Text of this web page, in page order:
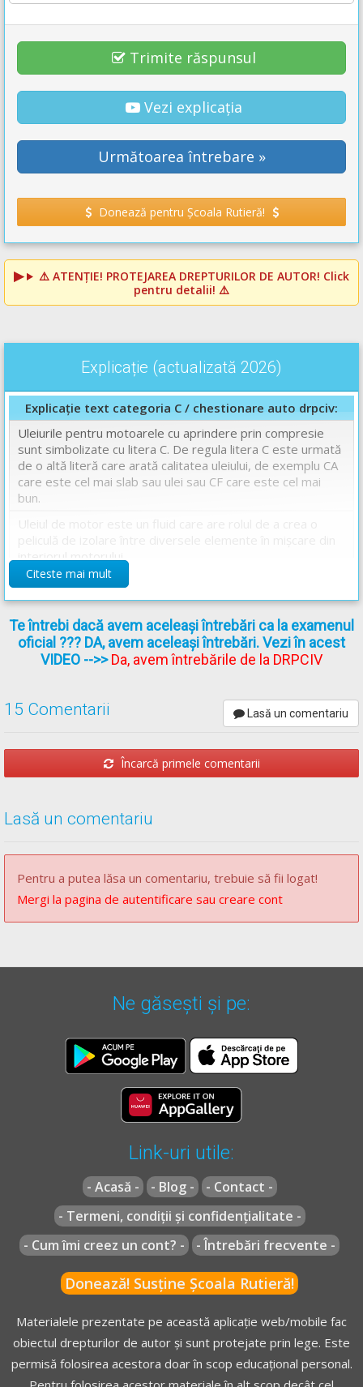
Trimite răspunsul
Vezi explicația
Următoarea întrebare »
Donează pentru Școala Rutieră!
⚠️ ATENȚIE! PROTEJAREA DREPTURILOR DE AUTOR! Click
pentru detalii! ⚠️
Explicație (actualizată 2026)
Explicație text categoria C / chestionare auto drpciv:
Uleiurile pentru motoarele cu aprindere prin compresie
sunt simbolizate cu litera C. De regula litera C este urmată
de o altă literă care arată calitatea uleiului, de exemplu CA
care este cel mai slab sau ulei sau CF care este cel mai
bun.
Uleiul de motor este un fluid care are rolul de a crea o
interiorul motorului.
Principalele proptietăți ale uleiului de motor sunt:
- rezistența la uzură.
- vâscozitatea în funcție de temperatură.
- compoziția chimică.
Răspuns corect: B
Citeste mai mult
Te întrebi dacă avem aceleași întrebări ca la examenul
oficial ??? DA, avem aceleași întrebări. Vezi în acest
VIDEO -->>Da, avem întrebările de la DRPCIV
15 Comentarii Lasă un comentariu
Încarcă primele comentarii
Lasă un comentariu
Pentru a putea lăsa un comentariu, trebuie să fii logat!
Mergi la pagina de autentificare sau creare cont
Ne găsești și pe:
Link-uri utile:
- Acasă - - Blog -
- Contact -
- Termeni, condiții și confidențialitate -
- Cum îmi creez un cont? -
- Întrebări frecvente -
Donează! Susține Școala Rutieră!
Materialele prezentate pe această aplicație web/mobile fac
obiectul drepturilor de autor și sunt protejate prin lege. Este
permisă folosirea acestora doar în scop educațional personal.